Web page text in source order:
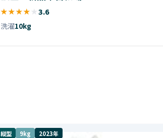
★★★★ ★ 3.6
洗濯10kg
縦型 9kg 2023年